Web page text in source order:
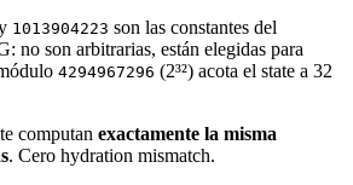
1013904223 son las constantes del
no son arbitrarias, están elegidas para
4294967296 (2³²) acota el state a 32
computan exactamente la misma
. Cero hydration mismatch.